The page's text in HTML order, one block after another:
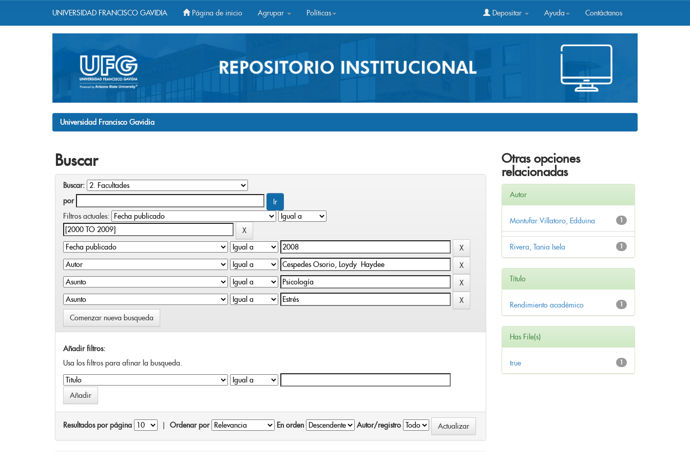
UNIVERSIDAD FRANCISCO GAVIDIA Página de inicio Agrupar Políticas Depositar Ayuda Contáctanos
Universidad Francisco Gavidia
Buscar
Buscar:
por
Filtros actuales:
Comenzar nueva busqueda
Añadir filtros:
Usa los filtros para afinar la busqueda.
Resultados por página Ordenar por En orden Autor/registro
Otras opciones
relacionadas
Autor
1
Montufar Villatoro, Edduina
1
Rivera, Tania Isela
Título
1
Rendimiento académico
Has File(s)
1
true